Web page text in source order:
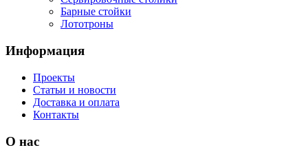
Барные стойки
Лототроны
Информация
Проекты
Статьи и новости
Доставка и оплата
Контакты
О нас